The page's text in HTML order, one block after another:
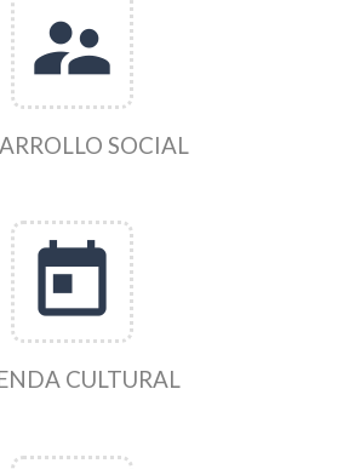
supervisor_account
SOCIAL
today
CULTURAL